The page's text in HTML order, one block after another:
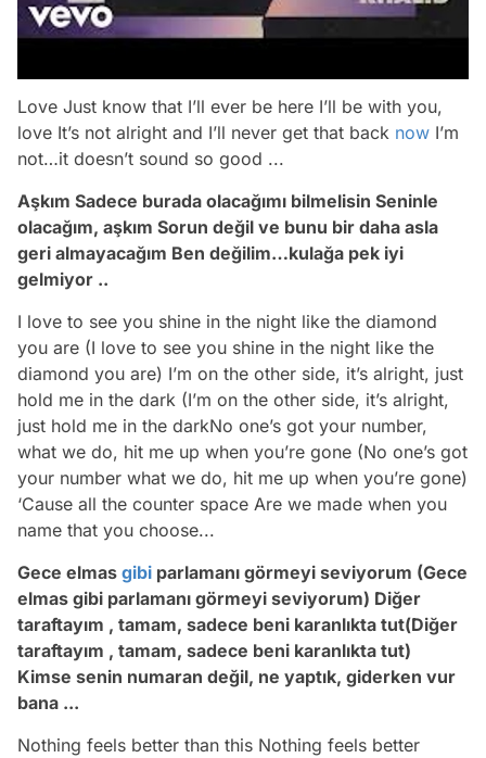
Love Just know that I’ll ever be here I’ll be with you,
love It’s not alright and I’ll never get that back now I’m
not…it doesn’t sound so good ...
Aşkım Sadece burada olacağımı bilmelisin Seninle
olacağım, aşkım Sorun değil ve bunu bir daha asla
geri almayacağım Ben değilim…kulağa pek iyi
gelmiyor ..
I love to see you shine in the night like the diamond
you are (I love to see you shine in the night like the
diamond you are) I’m on the other side, it’s alright, just
hold me in the dark (I’m on the other side, it’s alright,
just hold me in the darkNo one’s got your number,
what we do, hit me up when you’re gone (No one’s got
your number what we do, hit me up when you’re gone)
‘Cause all the counter space Are we made when you
name that you choose...
Gece elmas gibi parlamanı görmeyi seviyorum (Gece
elmas gibi parlamanı görmeyi seviyorum) Diğer
taraftayım , tamam, sadece beni karanlıkta tut(Diğer
taraftayım , tamam, sadece beni karanlıkta tut)
Kimse senin numaran değil, ne yaptık, giderken vur
bana ...
Nothing feels better than this Nothing feels better